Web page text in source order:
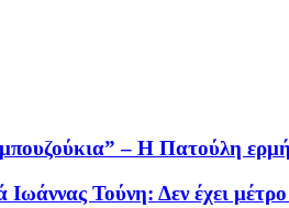
– Η Πατούλη
Τούνη: Δεν έχει